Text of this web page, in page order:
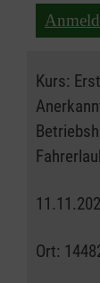
Kurs:
Ort: